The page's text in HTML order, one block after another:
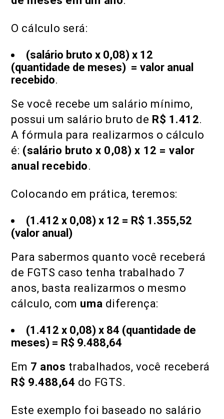
O cálculo será:
(salário bruto x 0,08) x 12
(quantidade de meses) = valor anual
recebido.
Se você recebe um salário mínimo,
possui um salário bruto de R$ 1.412.
A fórmula para realizarmos o cálculo
é: (salário bruto x 0,08) x 12 = valor
anual recebido.
Colocando em prática, teremos:
(1.412 x 0,08) x 12 = R$ 1.355,52
(valor anual)
Para sabermos quanto você receberá
de FGTS caso tenha trabalhado 7
anos, basta realizarmos o mesmo
cálculo, com uma diferença:
(1.412 x 0,08) x 84 (quantidade de
meses) = R$ 9.488,64
Em 7 anos trabalhados, você receberá
R$ 9.488,64 do FGTS.
Este exemplo foi baseado no salário